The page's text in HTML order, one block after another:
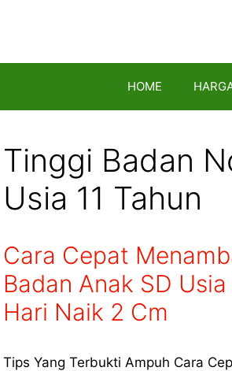
HOME
Tinggi Badan
Usia 11 Tahun
Cara Cepat
Badan Anak SD Usia
Hari Naik 2 Cm
Tips Yang Terbukti Ampuh Cara